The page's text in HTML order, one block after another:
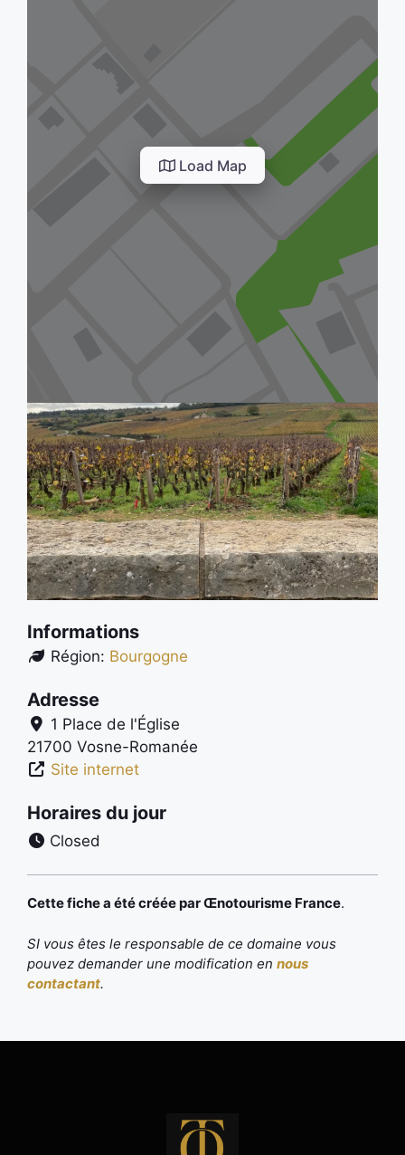
Load Map
Informations
Région: Bourgogne
Adresse
1 Place de l'Église
21700 Vosne-Romanée
Site internet
Horaires du jour
Closed
Cette fiche a été créée par Œnotourisme France.
SI vous êtes le responsable de ce domaine vous
pouvez demander une modification en nous
contactant.